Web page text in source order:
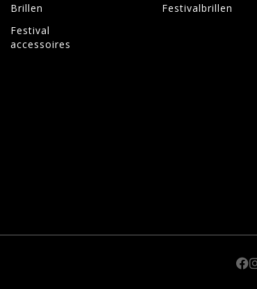
Brillen
Festival
accessoires
Festivalbrillen